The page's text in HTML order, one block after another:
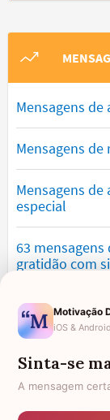
Mensagens
Mensagens
Mensagens
especial
63
gratidão com
Mensagens de
expressam
Mensagens
confiança
Motivação
iOS & Android
Sinta-se
A mensagem